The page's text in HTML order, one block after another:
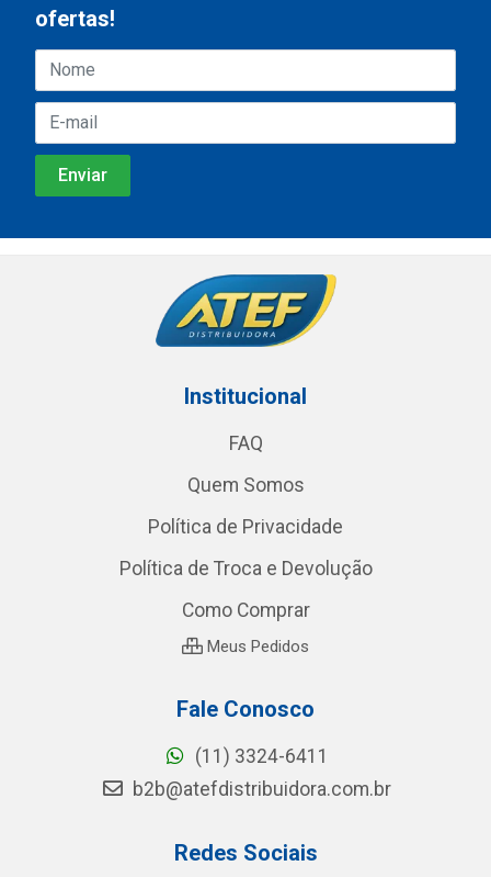
ofertas!
Institucional
FAQ
Quem Somos
Política de Privacidade
Política de Troca e Devolução
Como Comprar
Meus Pedidos
Fale Conosco
(11) 3324-6411
b2b@atefdistribuidora.com.br
Redes Sociais